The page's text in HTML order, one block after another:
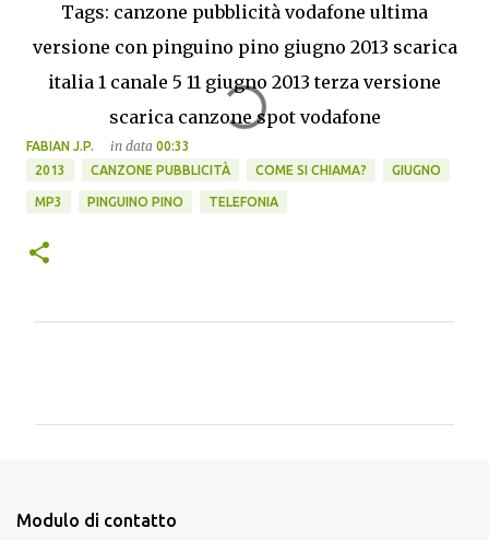
Tags: canzone pubblicità vodafone ultima
versione con pinguino pino giugno 2013 scarica
italia 1 canale 5 11 giugno 2013 terza versione
scarica canzone spot vodafone
FABIAN J.P. in data 00:33
2013
CANZONE PUBBLICITÀ COME SI CHIAMA? GIUGNO
MP3 PINGUINO PINO TELEFONIA
Modulo di contatto